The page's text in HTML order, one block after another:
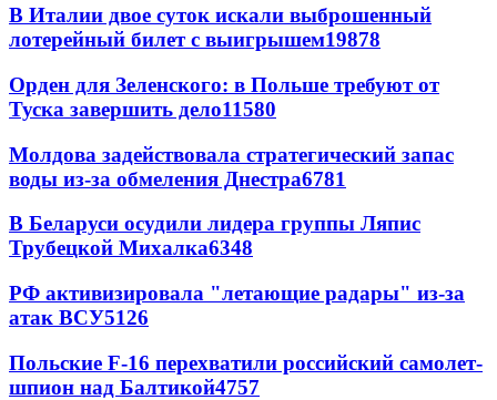
В Италии двое суток искали выброшенный
лотерейный билет с выигрышем19878
Орден для Зеленского: в Польше требуют от
Туска завершить дело11580
Молдова задействовала стратегический запас
воды из-за обмеления Днестра6781
В Беларуси осудили лидера группы Ляпис
Трубецкой Михалка6348
РФ активизировала "летающие радары" из-за
атак ВСУ5126
Польские F-16 перехватили российский самолет-
шпион над Балтикой4757